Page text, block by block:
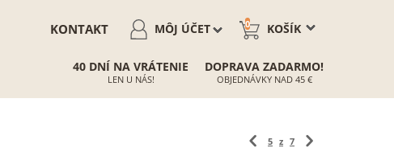
KOŠÍK
0
MÔJ ÚČET
KONTAKT
40 DNÍ NA VRÁTENIE
LEN U NÁS!
DOPRAVA ZADARMO!
OBJEDNÁVKY NAD 45 €
5 z 7